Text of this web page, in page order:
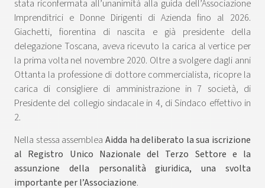
stata riconfermata all’unanimità alla guida dell’Associazione
Imprenditrici e Donne Dirigenti di Azienda fino al 2026.
Giachetti, fiorentina di nascita e già presidente della
delegazione Toscana, aveva ricevuto la carica al vertice per
la prima volta nel novembre 2020. Oltre a svolgere dagli anni
Ottanta la professione di dottore commercialista, ricopre la
carica di consigliere di amministrazione in 7 società, di
Presidente del collegio sindacale in 4, di Sindaco effettivo in
2.
Nella stessa assemblea Aidda ha deliberato la sua iscrizione
al Registro Unico Nazionale del Terzo Settore e la
assunzione della personalità giuridica, una svolta
importante per l’Associazione.